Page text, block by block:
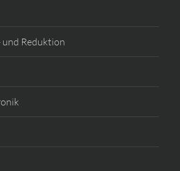
Reduktion